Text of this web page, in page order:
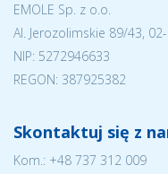
EMOLE Sp. z o.o.
Al. Jerozolimskie 89/43,
NIP: 5272946633
REGON: 387925382
Skontaktuj się z
Kom.: +48 737 312 009